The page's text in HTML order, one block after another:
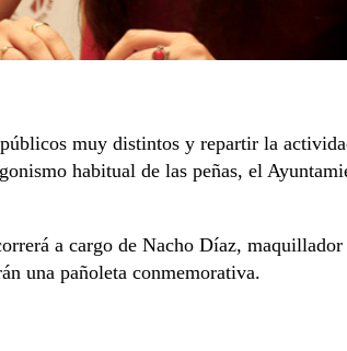
muy distintos y repartir la
habitual de las peñas, el
a cargo de Nacho Díaz,
una pañoleta conmemorativa.